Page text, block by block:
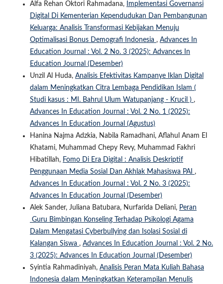
Alfa Rehan Oktori Rahmadana,
Implementasi Governansi
Digital Di Kementerian Kependudukan Dan Pembangunan
Keluarga: Analisis Transformasi Kebijakan Menuju
Optimalisasi Bonus Demografi Indonesia , Advances In
Education Journal : Vol. 2 No. 3 (2025): Advances In
Education Journal (Desember)
Unzil Al Huda, Analisis Efektivitas Kampanye Iklan Digital
dalam Meningkatkan Citra Lembaga Pendidikan Islam (
Studi kasus : MI. Bahrul Ulum Watupanjang - Krucil ) ,
Advances In Education Journal : Vol. 2 No. 1 (2025):
Advances In Education Journal (Agustus)
Hanina Najma Adzkia, Nabila Ramadhani, Aflahul Anam El
Khatami, Muhammad Chepy Revy, Muhammad Fakhri
Hibatillah, Fomo Di Era Digital : Analisis Deskriptif
Penggunaan Media Sosial Dan Akhlak Mahasiswa PAI ,
Advances In Education Journal : Vol. 2 No. 3 (2025):
Advances In Education Journal (Desember)
Alek Sander, Juliana Batubara, Nurfarida Deliani, Peran
Guru Bimbingan Konseling Terhadap Psikologi Agama
Dalam Mengatasi Cyberbullying dan Isolasi Sosial di
Kalangan Siswa , Advances In Education Journal : Vol. 2 No.
3 (2025): Advances In Education Journal (Desember)
Syintia Rahmadiniyah, Analisis Peran Mata Kuliah Bahasa
Indonesia dalam Meningkatkan Keterampilan Menulis